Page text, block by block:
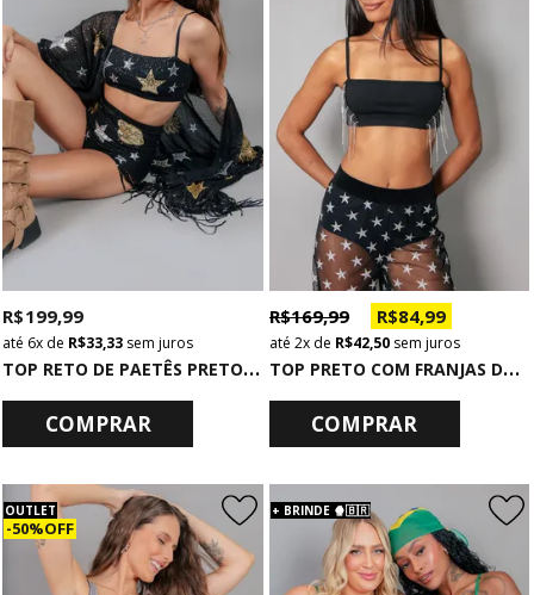
T
OP RETO DE PAETÊS PRETO BORDADO
R$ 199,99
6x de R$ 33,33 sem juros
COMPRAR
T
OP PRETO COM FRANJAS DE METAL
R$ 169,99 R$ 84,99
2xde R$ 42,50sem juros
COMPRAR
OUTLET
50% OFF
+ BRINDE 🍿🇧🇷